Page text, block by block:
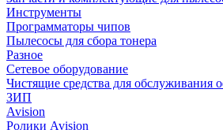
Инструменты
Программаторы чипов
Пылесосы для сбора тонера
Разное
Сетевое оборудование
Чистящие средства для обслуживания
ЗИП
Avision
Ролики Avision